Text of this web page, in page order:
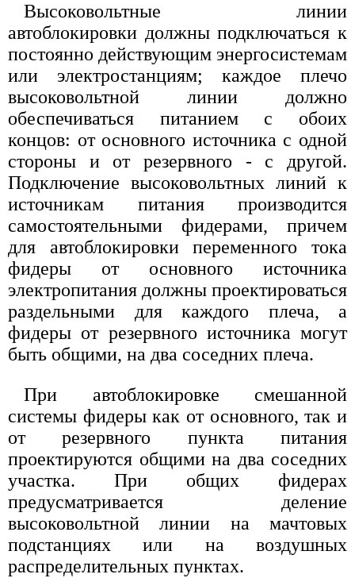
Высоковольтные линии
автоблокировки должны подключаться к
постоянно действующим энергосистемам
или электростанциям; каждое плечо
высоковольтной линии должно
обеспечиваться питанием с обоих
концов: от основного источника с одной
стороны и от резервного - с другой.
Подключение высоковольтных линий к
источникам питания производится
самостоятельными фидерами, причем
для автоблокировки переменного тока
фидеры от основного источника
электропитания должны проектироваться
раздельными для каждого плеча, а
фидеры от резервного источника могут
быть общими, на два соседних плеча.
При автоблокировке смешанной
системы фидеры как от основного, так и
от резервного пункта питания
проектируются общими на два соседних
участка. При общих фидерах
предусматривается деление
высоковольтной линии на мачтовых
подстанциях или на воздушных
распределительных пунктах.